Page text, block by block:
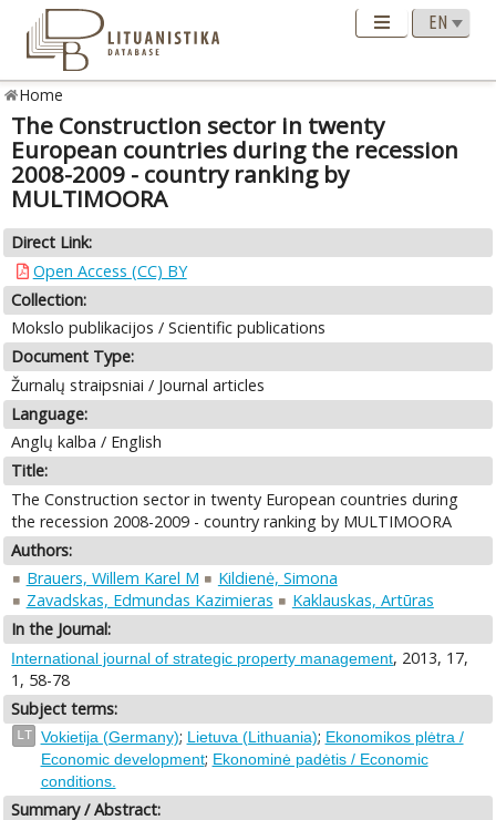
Home
The Construction sector in twenty
European countries during the recession
2008-2009 - country ranking by
MULTIMOORA
Direct Link:
Open Access (CC) BY
Collection:
Mokslo publikacijos / Scientific publications
Document Type:
Žurnalų straipsniai / Journal articles
Language:
Anglų kalba / English
Title:
The Construction sector in twenty European countries during
the recession 2008-2009 - country ranking by MULTIMOORA
Authors:
Brauers, Willem Karel M
Kildienė, Simona
Zavadskas, Edmundas Kazimieras
Kaklauskas, Artūras
In the Journal:
International journal of strategic property management, 2013, 17,
1, 58-78
Subject terms:
LT Vokietija (Germany); Lietuva (Lithuania); Ekonomikos plėtra /
Economic development; Ekonominė padėtis / Economic
conditions.
Summary / Abstract: